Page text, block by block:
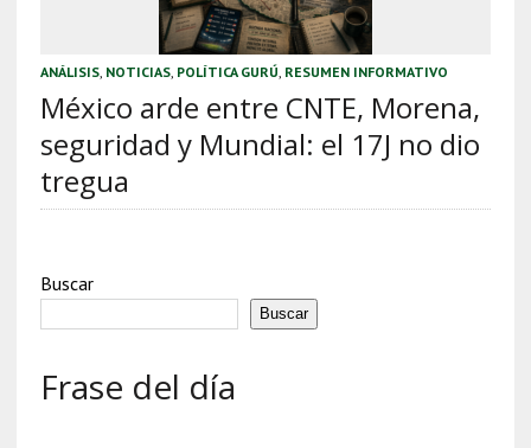
ANÁLISIS, NOTICIAS, POLÍTICA GURÚ RESUMEN INFORMATIVO
México arde entre CNTE, Morena,
seguridad y Mundial: el 17J no dio
tregua
Buscar
Buscar
Frase del día